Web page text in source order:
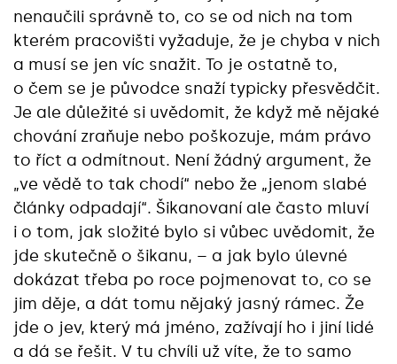
nenaučili správně to, co se od nich na tom
kterém pracovišti vyžaduje, že je chyba v nich
a musí se jen víc snažit. To je ostatně to,
o čem se je původce snaží typicky přesvědčit.
Je ale důležité si uvědomit, že když mě nějaké
chování zraňuje nebo poškozuje, mám právo
to říct a odmítnout. Není žádný argument, že
„ve vědě to tak chodí“ nebo že „jenom slabé
články odpadají“. Šikanovaní ale často mluví
i o tom, jak složité bylo si vůbec uvědomit, že
jde skutečně o šikanu, – a jak bylo úlevné
dokázat třeba po roce pojmenovat to, co se
jim děje, a dát tomu nějaký jasný rámec. Že
jde o jev, který má jméno, zažívají ho i jiní lidé
a dá se řešit. V tu chvíli už víte, že to samo